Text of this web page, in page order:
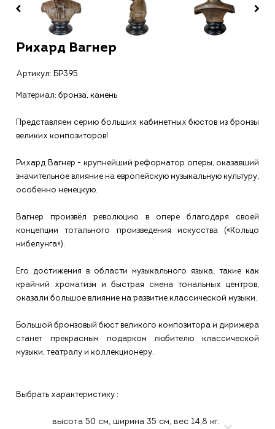
Рихард Вагнер
Артикул: БР395
Материал: бронза, камень
Представляем серию больших кабинетных бюстов из бронзы
великих композиторов!
Рихард Вагнер - крупнейший реформатор оперы, оказавший
значительное влияние на европейскую музыкальную культуру,
особенно немецкую.
Вагнер произвёл революцию в опере благодаря своей
концепции тотального произведения искусства («Кольцо
нибелунга»).
Его достижения в области музыкального языка, такие как
крайний хроматизм и быстрая смена тональных центров,
оказали большое влияние на развитие классической музыки.
Большой бронзовый бюст великого композитора и дирижера
станет прекрасным подарком любителю классической
музыки, театралу и коллекционеру.
Выбрать характеристику :